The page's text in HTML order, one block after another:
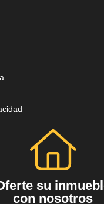
Oferte su inmueble